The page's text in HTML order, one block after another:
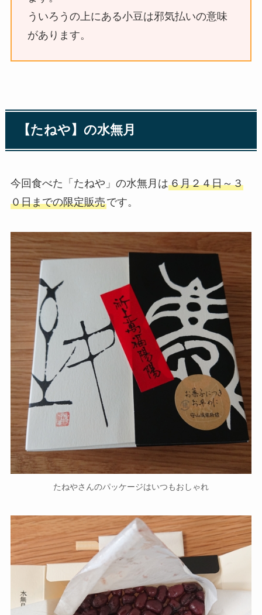
ういろうの上にある小豆は邪気払いの意味
があります。
【たねや】の水無月
今回食べた「たねや」の水無月は６月２４日～３
０日までの限定販売です。
たねやさんのパッケージはいつもおしゃれ